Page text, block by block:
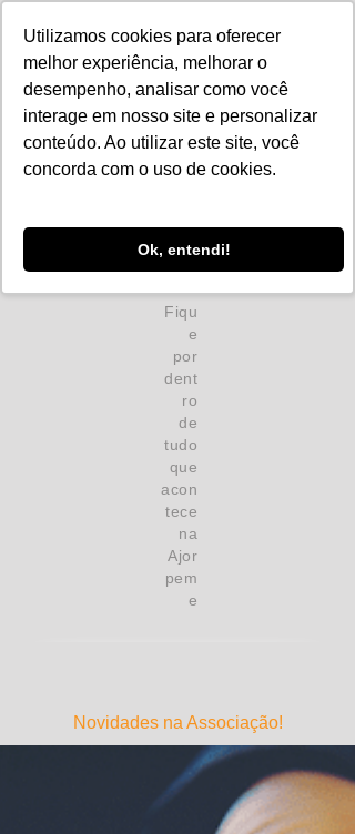
Utilizamos cookies para oferecer
melhor experiência, melhorar o
desempenho, analisar como você
interage em nosso site e personalizar
conteúdo. Ao utilizar este site, você
concorda com o uso de cookies.
Ok, entendi!
Fiqu
e
por
dent
ro
de
tudo
que
acon
tece
na
Ajor
pem
e
Novidades na Associação!